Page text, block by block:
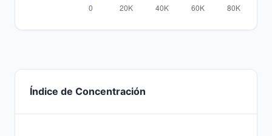
Índice de Concentración